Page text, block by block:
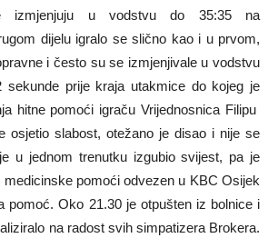
izmjenjuju u vodstvu do 35:35 na
dijelu igralo se slično kao i u prvom,
i često su se izmjenjivale u vodstvu
sekunde prije kraja utakmice do kojeg je
hitne pomoći igraču Vrijednosnica Filipu
osjetio slabost, otežano je disao i nije se
u jednom trenutku izgubio svijest, pa je
medicinske pomoći odvezen u KBC Osijek
pomoć. Oko 21.30 je otpušten iz bolnice i
na radost svih simpatizera Brokera.